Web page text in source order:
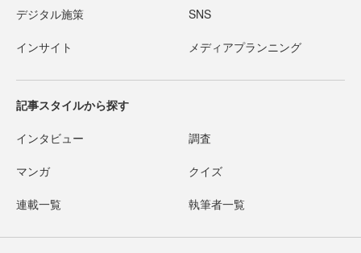
デジタル施策 SNS
インサイト メディアプランニング
記事スタイルから探す
インタビュー 調査
マンガ クイズ
連載一覧 執筆者一覧